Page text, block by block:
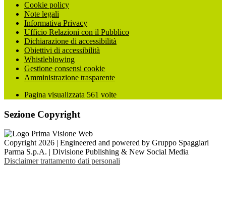
Cookie policy
Note legali
Informativa Privacy
Ufficio Relazioni con il Pubblico
Dichiarazione di accessibilità
Obiettivi di accessibilità
Whistleblowing
Gestione consensi cookie
Amministrazione trasparente
Pagina visualizzata 561 volte
Sezione Copyright
Copyright 2026 | Engineered and powered by Gruppo Spaggiari
Parma S.p.A. | Divisione Publishing & New Social Media
Disclaimer trattamento dati personali